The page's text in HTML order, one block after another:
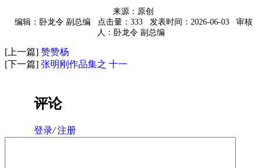
来源：原创
编辑：卧龙令 副总编
点击量：333 发表时间：2026-06-03
审核
人：卧龙令 副总编
[上一篇] 赞赞杨
[下一篇] 张明刚作品集之 十一
评论
登录/ 注册